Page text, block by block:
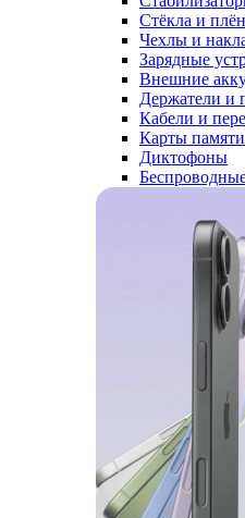
Стёкла и
Чехлы и
Зарядные
Внешние
Держатели и
Кабели и
Карты памяти
Диктофоны